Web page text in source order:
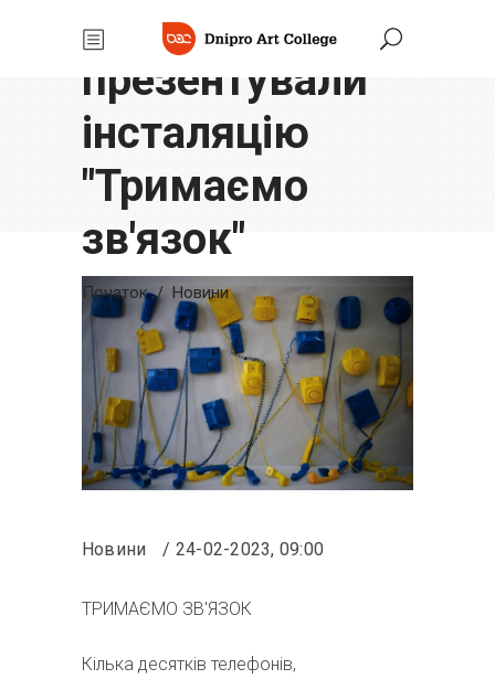
У коледжі
презентували
інсталяцію
"Тримаємо
зв'язок"
Початок/ Новини
Новини 24-02-2023, 09:00
ТРИМАЄМО ЗВ'ЯЗОК
Кілька десятків телефонів,